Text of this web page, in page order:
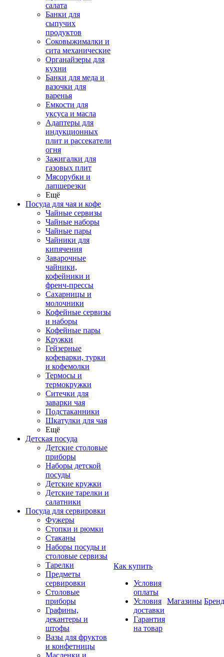
салата
Банки для
сыпучих
продуктов
Соковыжималки и
сита механические
Органайзеры для
кухни
Банки для меда и
вазочки для
варенья
Емкости для
уксуса и масла
Адаптеры для
индукционных
плит и рассекатели
огня
Зажигалки для
газовых плит
Мясорубки и
лапшерезки
Ещё
Посуда для чая и кофе
Чайные сервизы
Чайные наборы
Чайные пары
Чайники для
кипячения
Заварочные
чайники,
кофейники и
френч-прессы
Сахарницы и
молочники
Кофейные сервизы
и наборы
Кофейные пары
Кружки
Гейзерные
кофеварки, турки
и кофемолки
Термосы и
термокружки
Ситечки для
заварки чая
Подстаканники
Шкатулки для чая
Ещё
Детская посуда
Детские столовые
приборы
Наборы детской
посуды
Детские кружки
Детские тарелки и
салатники
Посуда для сервировки
Фужеры
Стопки и рюмки
Стаканы
Наборы посуды и
столовые сервизы
Тарелки
Предметы
сервировки
Столовые
приборы
Графины,
декантеры и
штофы
Вазы для фруктов
и конфетницы
Масленки и
Как купить
Условия
оплаты
Условия
доставки
Гарантия
на товар
Магазины